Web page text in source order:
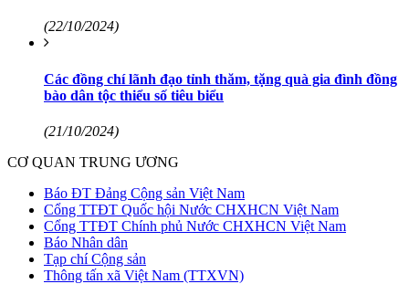
(22/10/2024)
Các đồng chí lãnh đạo tỉnh thăm, tặng quà gia đình đồng
bào dân tộc thiểu số tiêu biểu
(21/10/2024)
CƠ QUAN TRUNG ƯƠNG
Báo ĐT Đảng Cộng sản Việt Nam
Cổng TTĐT Quốc hội Nước CHXHCN Việt Nam
Cổng TTĐT Chính phủ Nước CHXHCN Việt Nam
Báo Nhân dân
Tạp chí Cộng sản
Thông tấn xã Việt Nam (TTXVN)